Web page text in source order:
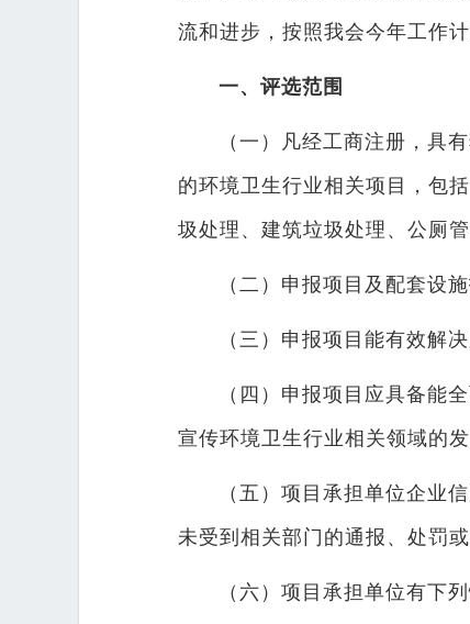
流和进步，按照我会今年工作
一、评选范围
（一）凡经工商注册，具
的环境卫生行业相关项目，包
圾处理、建筑垃圾处理、公厕
（二）申报项目及配套设
（三）申报项目能有效解
（四）申报项目应具备能
宣传环境卫生行业相关领域的
（五）项目承担单位企业
未受到相关部门的通报、处罚或
（六）项目承担单位有下